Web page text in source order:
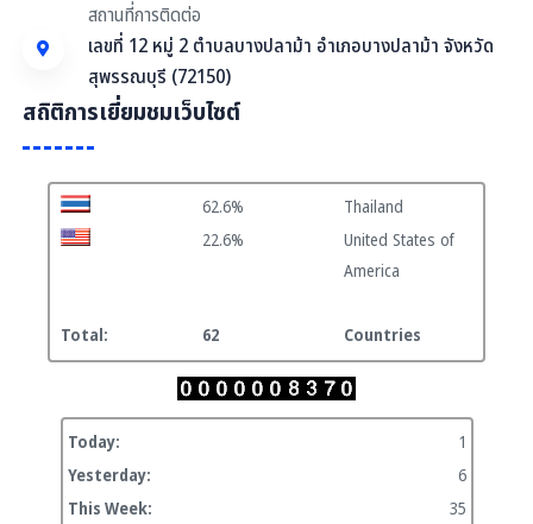
เลขที่ 12 หมู่ 2 ตำบลบางปลาม้า อำเภอบางปลาม้า จังหวัด
สุพรรณบุรี (72150)
สถานที่การติดต่อ
สถิติการเยี่ยมชมเว็บไซต์
62.6%
Thailand
22.6%
United States of
America
Total: 62 Countries
Today:
1
Yesterday:
6
This Week:
35